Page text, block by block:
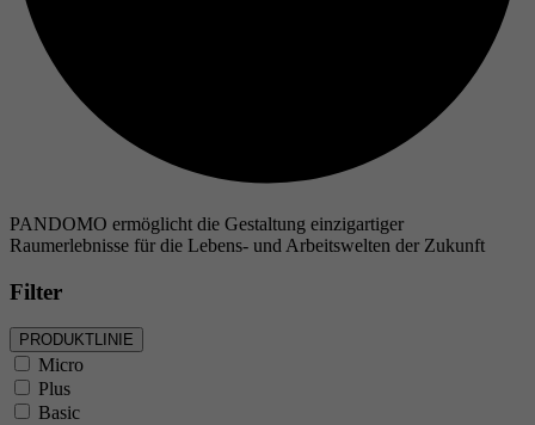
PANDOMO ermöglicht die Gestaltung einzigartiger
Raumerlebnisse für die Lebens- und Arbeitswelten der Zukunft
Filter
PRODUKTLINIE
Micro
Plus
Basic